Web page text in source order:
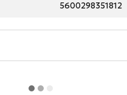
5600298351812